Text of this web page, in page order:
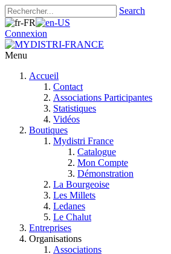
Search
Connexion
Menu
Accueil
Contact
Associations Participantes
Statistiques
Vidéos
Boutiques
Mydistri France
Catalogue
Mon Compte
Démonstration
La Bourgeoise
Les Millets
Ledanes
Le Chalut
Entreprises
Organisations
Associations